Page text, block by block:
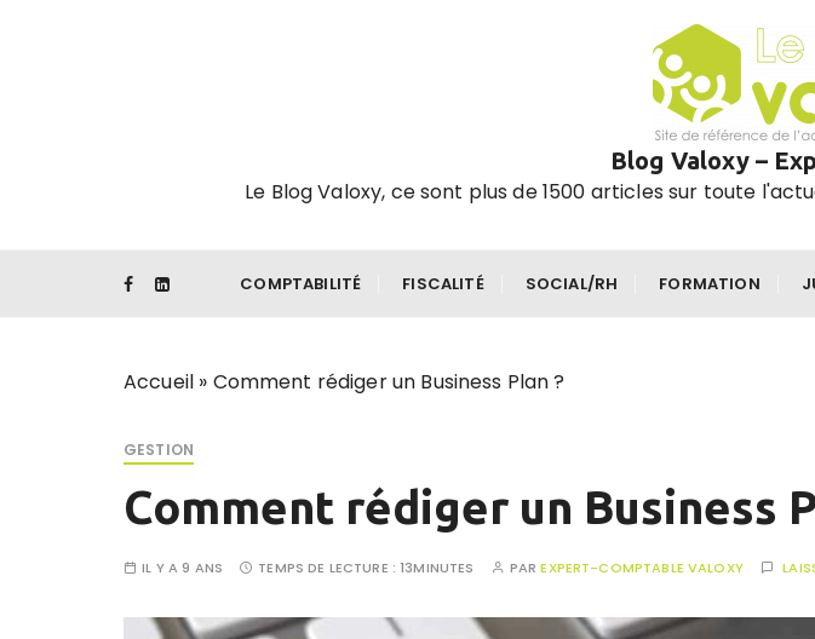
Blog Valoxy –
Le Blog Valoxy, ce sont plus de 1500 articles sur toute
COMPTABILITÉ FISCALITÉ SOCIAL/RH FORMATION
Accueil » Comment rédiger un Business Plan ?
GESTION
Comment rédiger un Business
IL Y A 9 ANS TEMPS DE LECTURE :13MINUTES PAREXPERT-COMPTABLE VALOXY